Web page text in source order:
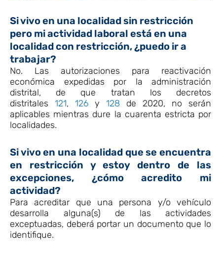
Si vivo en una localidad sin restricción
pero mi actividad laboral está en una
localidad con restricción, ¿puedo ir a
trabajar?
No. Las autorizaciones para reactivación
económica expedidas por la administración
distrital, de que tratan los decretos
distritales 121, 126 y 128 de 2020, no serán
aplicables mientras dure la cuarenta estricta por
localidades.
Si vivo en una localidad que se encuentra
en restricción y estoy dentro de las
excepciones, ¿cómo acredito mi
actividad?
Para acreditar que una persona y/o vehículo
desarrolla alguna(s) de las actividades
exceptuadas, deberá portar un documento que lo
identifique.